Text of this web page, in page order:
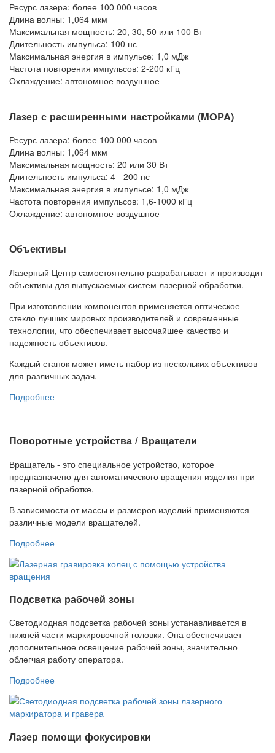
Ресурс лазера: более 100 000 часов
Длина волны: 1,064 мкм
Максимальная мощность: 20, 30, 50 или 100 Вт
Длительность импульса: 100 нс
Максимальная энергия в импульсе: 1,0 мДж
Частота повторения импульсов: 2-200 кГц
Охлаждение: автономное воздушное
Лазер с расширенными настройками (MOPA)
Ресурс лазера: более 100 000 часов
Длина волны: 1,064 мкм
Максимальная мощность: 20 или 30 Вт
Длительность импульса: 4 - 200 нс
Максимальная энергия в импульсе: 1,0 мДж
Частота повторения импульсов: 1,6-1000 кГц
Охлаждение: автономное воздушное
Объективы
Лазерный Центр самостоятельно разрабатывает и производит
объективы для выпускаемых систем лазерной обработки.
При изготовлении компонентов применяется оптическое
стекло лучших мировых производителей и современные
технологии, что обеспечивает высочайшее качество и
надежность объективов.
Каждый станок может иметь набор из нескольких объективов
для различных задач.
Подробнее
Поворотные устройства / Вращатели
Вращатель - это специальное устройство, которое
предназначено для автоматического вращения изделия при
лазерной обработке.
В зависимости от массы и размеров изделий применяются
различные модели вращателей.
Подробнее
Подсветка рабочей зоны
Светодиодная подсветка рабочей зоны устанавливается в
нижней части маркировочной головки. Она обеспечивает
дополнительное освещение рабочей зоны, значительно
облегчая работу оператора.
Подробнее
Лазер помощи фокусировки